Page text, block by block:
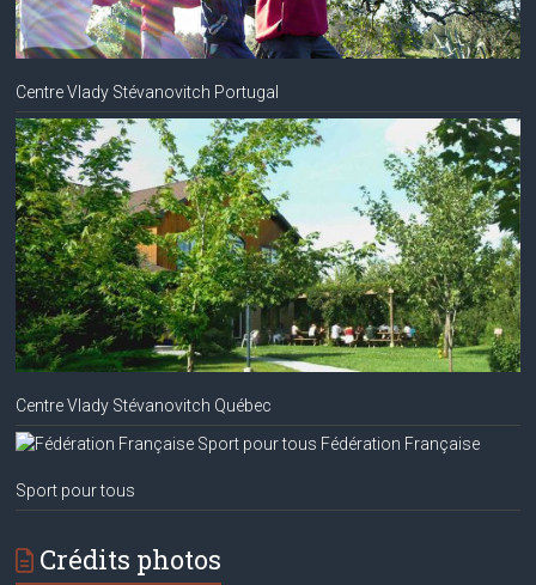
Centre Vlady Stévanovitch Portugal
Centre Vlady Stévanovitch Québec
Fédération Française
Sport pour tous
Crédits photos